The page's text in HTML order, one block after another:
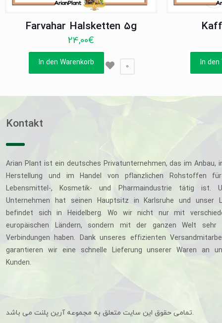
Farvahar Halsketten 5g
24,00€
In den Warenkorb 0 In den
Kontakt
Arian Plant ist ein deutsches Privatunternehmen, das im Anbau,
Herstellung und im Handel von pflanzlichen Rohstoffen
Lebensmittel-, Kosmetik- und Pharmaindustrie tätig ist.
Unternehmen hat seinen Hauptsitz in Karlsruhe und unser
befindet sich in Heidelberg. Wo wir nicht nur mit
europäischen Ländern, sondern mit der ganzen Welt sehr
Verbindungen haben. Dank unseres effizienten
garantieren wir eine schnelle Lieferung unserer Waren an
Kunden.
تمامی حقوق این سایت متعلق به مجموعه آرین پلنت می باشد.